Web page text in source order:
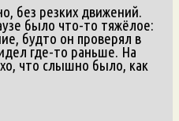
без резких движений.
было что-то тяжёлое:
будто он проверял в
где-то раньше. На
что слышно было, как